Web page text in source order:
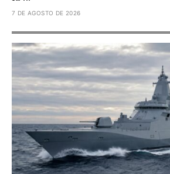
7 DE AGOSTO DE 2026